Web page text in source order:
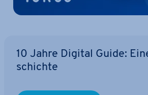
10 Jahre Digital Guide:
schich­te